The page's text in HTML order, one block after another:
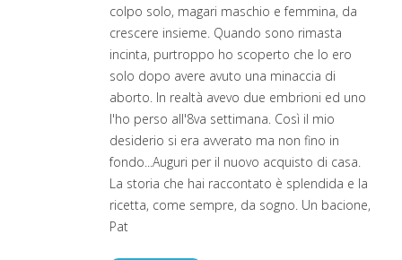
colpo solo, magari maschio e femmina, da
crescere insieme. Quando sono rimasta
incinta, purtroppo ho scoperto che lo ero
solo dopo avere avuto una minaccia di
aborto. In realtà avevo due embrioni ed uno
l'ho perso all'8va settimana. Così il mio
desiderio si era avverato ma non fino in
fondo...Auguri per il nuovo acquisto di casa.
La storia che hai raccontato è splendida e la
ricetta, come sempre, da sogno. Un bacione,
Pat